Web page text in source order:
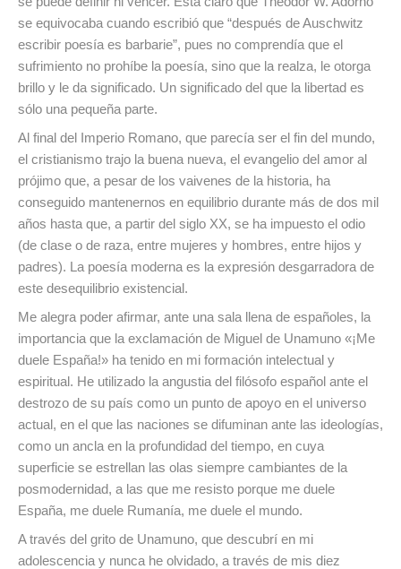
se equivocaba cuando escribió que “después de Auschwitz
escribir poesía es barbarie”, pues no comprendía que el
sufrimiento no prohíbe la poesía, sino que la realza, le otorga
brillo y le da significado. Un significado del que la libertad es
sólo una pequeña parte.
Al final del Imperio Romano, que parecía ser el fin del mundo,
el cristianismo trajo la buena nueva, el evangelio del amor al
prójimo que, a pesar de los vaivenes de la historia, ha
conseguido mantenernos en equilibrio durante más de dos mil
años hasta que, a partir del siglo XX, se ha impuesto el odio
(de clase o de raza, entre mujeres y hombres, entre hijos y
padres). La poesía moderna es la expresión desgarradora de
este desequilibrio existencial.
Me alegra poder afirmar, ante una sala llena de españoles, la
importancia que la exclamación de Miguel de Unamuno «¡Me
duele España!» ha tenido en mi formación intelectual y
espiritual. He utilizado la angustia del filósofo español ante el
destrozo de su país como un punto de apoyo en el universo
actual, en el que las naciones se difuminan ante las ideologías,
como un ancla en la profundidad del tiempo, en cuya
superficie se estrellan las olas siempre cambiantes de la
posmodernidad, a las que me resisto porque me duele
España, me duele Rumanía, me duele el mundo.
A través del grito de Unamuno, que descubrí en mi
adolescencia y nunca he olvidado, a través de mis diez